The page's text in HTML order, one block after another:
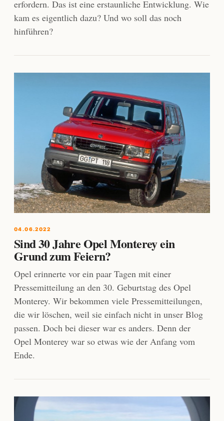
erfordern. Das ist eine erstaunliche Entwicklung. Wie
kam es eigentlich dazu? Und wo soll das noch
hinführen?
04.06.2022
Sind 30 Jahre Opel Monterey ein
Grund zum Feiern?
Opel erinnerte vor ein paar Tagen mit einer
Pressemitteilung an den 30. Geburtstag des Opel
Monterey. Wir bekommen viele Pressemitteilungen,
die wir löschen, weil sie einfach nicht in unser Blog
passen. Doch bei dieser war es anders. Denn der
Opel Monterey war so etwas wie der Anfang vom
Ende.